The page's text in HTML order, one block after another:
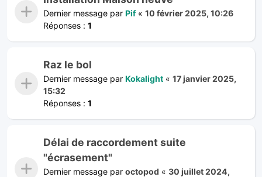
Dernier message par Pif« 10 février 2025, 10:26
Réponses : 1
Raz le bol
Dernier message par Kokalight « 17 janvier 2025,
15:32
Réponses : 1
Délai de raccordement suite
"écrasement"
Dernier message par octopod « 30 juillet 2024,